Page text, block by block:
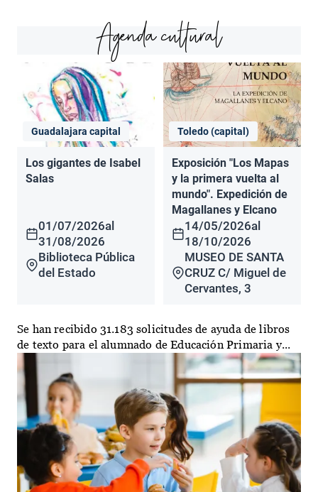
Agenda cultural
Guadalajara capital
Los gigantes de Isabel
Salas
01/07/2026al
31/08/2026
Biblioteca Pública
del Estado
Toledo (capital)
Exposición "Los Mapas
y la primera vuelta al
mundo". Expedición de
Magallanes y Elcano
14/05/2026al
18/10/2026
MUSEO DE SANTA
CRUZ C/ Miguel de
Cervantes, 3
Se han recibido 31.183 solicitudes de ayuda de libros
de texto para el alumnado de Educación Primaria y...